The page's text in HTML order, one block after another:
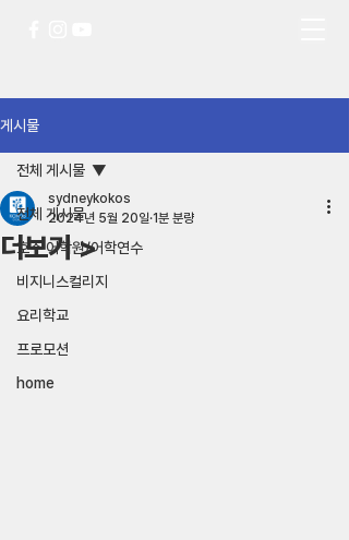
게시물
전체 게시물
호주 어학원/어학연수
비지니스컬리지
요리학교
프로모션
home
전체 게시물
더보기 >
sydneykokos
2024년 5월 20일 1분 분량